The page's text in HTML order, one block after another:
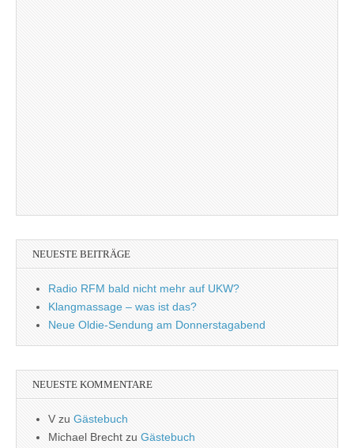
NEUESTE BEITRÄGE
Radio RFM bald nicht mehr auf UKW?
Klangmassage – was ist das?
Neue Oldie-Sendung am Donnerstagabend
NEUESTE KOMMENTARE
V zu Gästebuch
Michael Brecht zu Gästebuch